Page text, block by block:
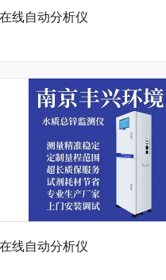
线自动分析仪
线自动分析仪